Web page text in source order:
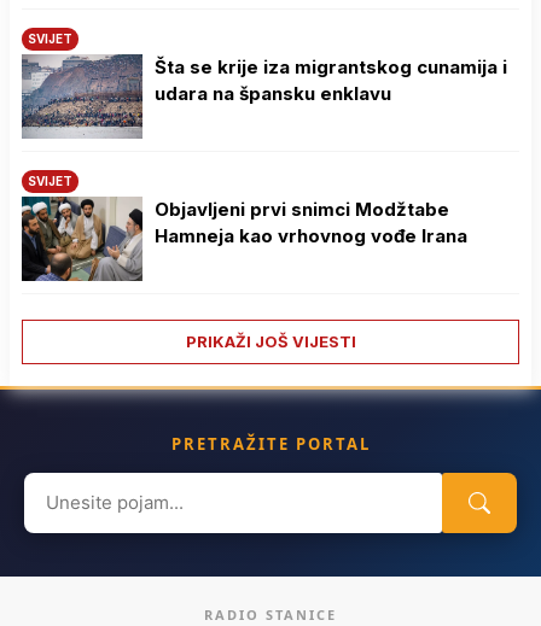
SVIJET
Šta se krije iza migrantskog cunamija i
udara na špansku enklavu
SVIJET
Objavljeni prvi snimci Modžtabe
Hamneja kao vrhovnog vođe Irana
PRIKAŽI JOŠ VIJESTI
PRETRAŽITE PORTAL
Search
for:
RADIO STANICE